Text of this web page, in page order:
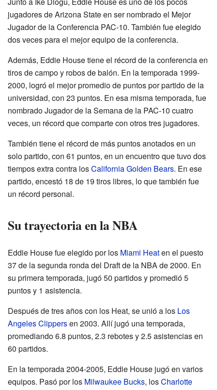
jugadores de Arizona State en ser nombrado el Mejor
Jugador de la Conferencia PAC-10. También fue elegido
dos veces para el mejor equipo de la conferencia.
Además, Eddie House tiene el récord de la conferencia en
tiros de campo y robos de balón. En la temporada 1999-
2000, logró el mejor promedio de puntos por partido de la
universidad, con 23 puntos. En esa misma temporada, fue
nombrado Jugador de la Semana de la PAC-10 cuatro
veces, un récord que comparte con otros tres jugadores.
También tiene el récord de más puntos anotados en un
solo partido, con 61 puntos, en un encuentro que tuvo dos
tiempos extra contra losCalifornia Golden Bears. En ese
partido, encestó 18 de 19 tiros libres, lo que también fue
un récord personal.
Su trayectoria en la NBA
Eddie House fue elegido por los Miami Heaten el puesto
37 de la segunda ronda del Draft de la NBA de 2000. En
su primera temporada, jugó 50 partidos y promedió 5
puntos y 1 asistencia.
Después de tres años con los Heat, se unió a los Los
Angeles Clippersen 2003. Allí jugó una temporada,
promediando 6.8 puntos, 2.3 rebotes y 2.5 asistencias en
60 partidos.
En la temporada 2004-2005, Eddie House jugó en varios
equipos. Pasó por los Milwaukee Bucks, losCharlotte